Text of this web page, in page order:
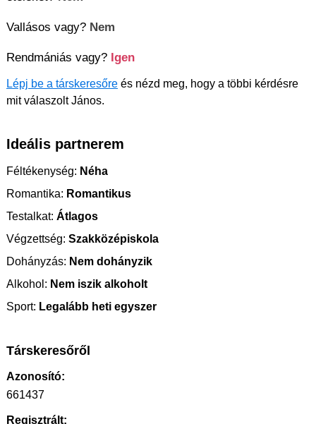
Vallásos vagy? Nem
Rendmániás vagy? Igen
Lépj be a társkeresőre és nézd meg, hogy a többi kérdésre
mit válaszolt János.
Ideális partnerem
Féltékenység: Néha
Romantika: Romantikus
Testalkat: Átlagos
Végzettség: Szakközépiskola
Dohányzás: Nem dohányzik
Alkohol: Nem iszik alkoholt
Sport: Legalább heti egyszer
Társkeresőről
Azonosító:
661437
Regisztrált: